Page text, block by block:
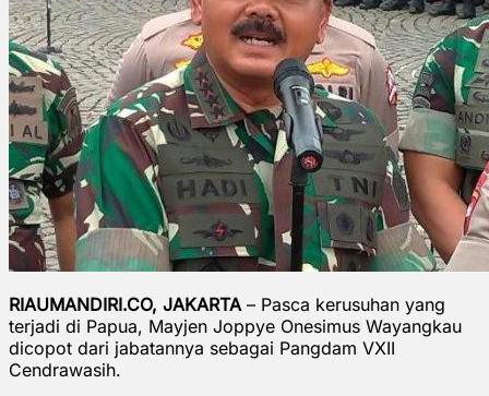
RIAUMANDIRI.CO, JAKARTA – Pasca kerusuhan yang
terjadi di Papua, Mayjen Joppye Onesimus Wayangkau
dicopot dari jabatannya sebagai Pangdam VXII
Cendrawasih.